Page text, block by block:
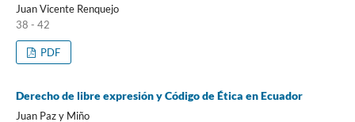
Juan Vicente Renquejo
38 - 42
PDF
Derecho de libre expresión y Código de Ética en Ecuador
Juan Paz y Miño